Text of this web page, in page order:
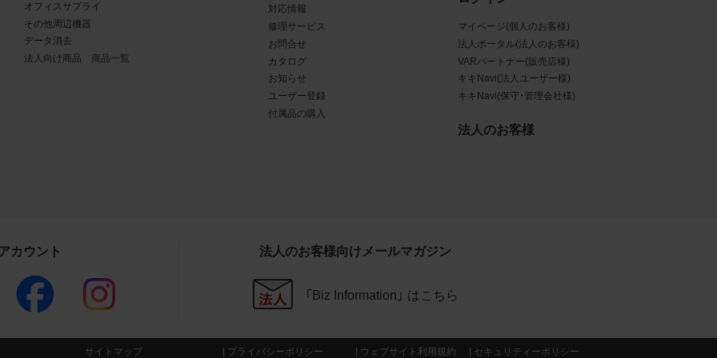
写真データ利用規約の違反
真データ利用規約に違反した場合、お客様は直ちに商品写真データ
を中止し、消去するものとします。また、商品写真データ利用規約に
たことにより、当社に損害が生じた場合、お客様はその損害を賠償す
CAD図データ利用規約
の帰属
託する第三者に帰属することに同意します。
オフィスサプライ
その他周辺機器
データ消去
法人向け商品 商品一覧
対応情報
修理サービス
お問合せ
カタログ
お知らせ
ユーザー登録
付属品の購入
マイページ(個人のお客様)
法人ポータル(法人のお客様)
VARパートナー(販売店様)
キキNavi(法人ユーザー様)
キキNavi(保守・管理会社様)
法人のお客様
カウント 法人のお客様向けメールマガジン
「Biz Information」 はこちら
サイトマップ プライバシーポリシー ウェブサイト利用規約 セキュリティーポリシー